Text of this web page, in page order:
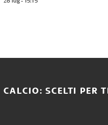
CALCIO: SCELTI PER